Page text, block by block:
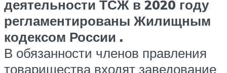
деятельности ТСЖ в 2020 году
регламентированы Жилищным
кодексом России .
В обязанности членов правления
товарищества входят заведование